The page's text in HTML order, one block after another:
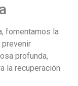
fomentamos la
prevenir
profunda,
la recuperación